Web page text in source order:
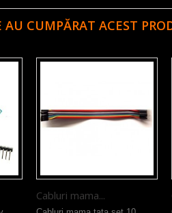
AU CUMPĂRAT ACEST
Cabluri mama...